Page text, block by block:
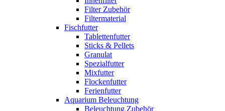
Filter Zubehör
Filtermaterial
Fischfutter
Tablettenfutter
Sticks & Pellets
Granulat
Spezialfutter
Mixfutter
Flockenfutter
Ferienfutter
Aquarium Beleuchtung
Beleuchtung Zubehör